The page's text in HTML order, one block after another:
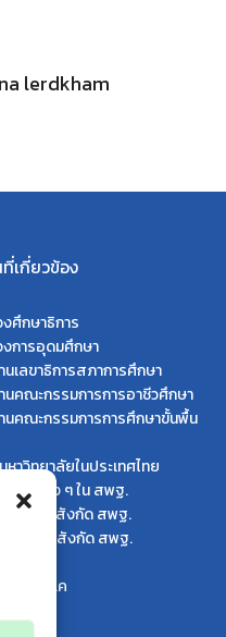
lerdkham
เกี่ยวข้อง
ศึกษาธิการ
งการอุดมศึกษา
นเลขาธิการสภาการศึกษา
นคณะกรรมการการอาชีวศึกษา
นคณะกรรมการการศึกษาขั้นพื้น
าวิทยาลัยในประเทศไทย
ต์สำนักต่าง ๆ ใน สพฐ.
ต์ สพม. ในสังกัด สพฐ.
สพป. ในสังกัด สพฐ.
กลาง
น ส.ก.ส.ค